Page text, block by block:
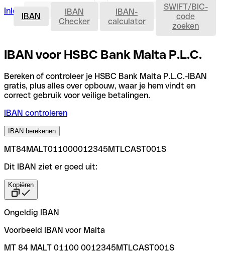
Inloggen Rekening openen IBAN
IBAN
IBAN
Checker
IBAN-
calculator
SWIFT/BIC-
code
zoeken
IBAN voor HSBC Bank Malta P.L.C.
Bereken of controleer je HSBC Bank Malta P.L.C.-IBAN
gratis, plus alles over opbouw, waar je hem vindt en
correct gebruik voor veilige betalingen.
IBAN controleren
IBAN berekenen
MT84MALT011000012345MTLCAST001S
Dit IBAN ziet er goed uit:
Kopiëren
Ongeldig IBAN
Voorbeeld IBAN voor Malta
MT 84 MALT 01100 0012345MTLCAST001S